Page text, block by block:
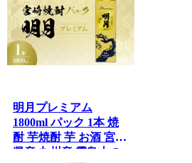
明月プレミアム
1800ml パック 1本 焼
酎 芋焼酎 芋 お酒 宮崎
県産 九州産 霧島山の